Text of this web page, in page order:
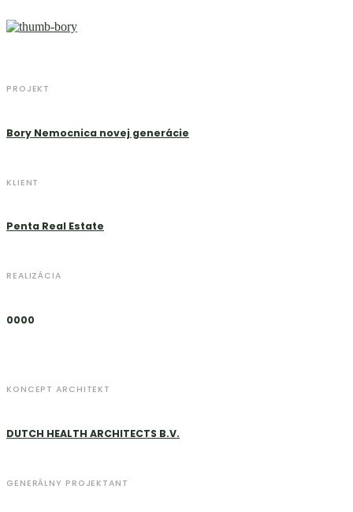
PROJEKT
Bory Nemocnica novej generácie
KLIENT
Penta Real Estate
REALIZÁCIA
0000
KONCEPT ARCHITEKT
DUTCH HEALTH ARCHITECTS B.V.
GENERÁLNY PROJEKTANT